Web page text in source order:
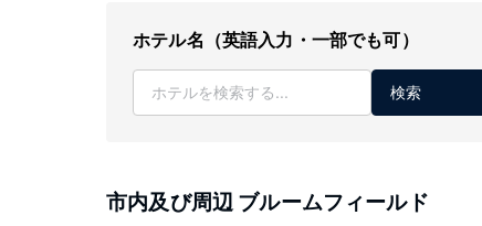
ホテル名（英語入力・一部でも可）
検索
市内及び周辺 ブルームフィールド